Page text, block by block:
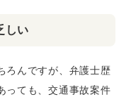
しい
ろんですが、弁護士歴
っても、交通事故案件